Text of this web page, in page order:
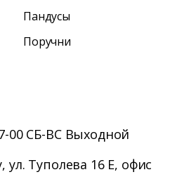
Пандусы
Поручни
00 СБ-ВС Выходной
ул. Туполева 16 Е, офис